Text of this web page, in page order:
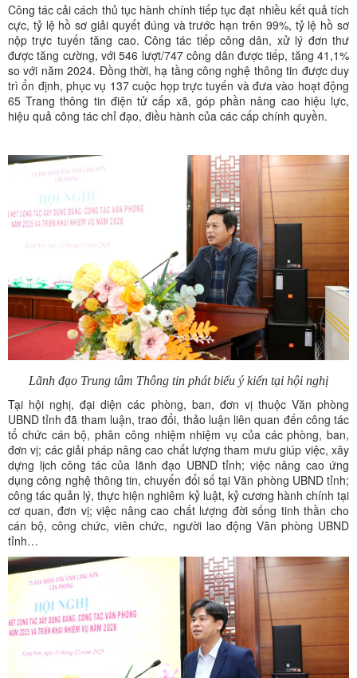
Công tác cải cách thủ tục hành chính tiếp tục đạt nhiều kết quả tích
cực, tỷ lệ hồ sơ giải quyết đúng và trước hạn trên 99%, tỷ lệ hồ sơ
nộp trực tuyến tăng cao. Công tác tiếp công dân, xử lý đơn thư
được tăng cường, với 546 lượt/747 công dân được tiếp, tăng 41,1%
so với năm 2024. Đồng thời, hạ tầng công nghệ thông tin được duy
trì ổn định, phục vụ 137 cuộc họp trực tuyến và đưa vào hoạt động
65 Trang thông tin điện tử cấp xã, góp phần nâng cao hiệu lực,
hiệu quả công tác chỉ đạo, điều hành của các cấp chính quyền.
Lãnh đạo Trung tâm Thông tin phát biểu ý kiến tại hội nghị
Tại hội nghị, đại diện các phòng, ban, đơn vị thuộc Văn phòng
UBND tỉnh đã tham luận, trao đổi, thảo luận liên quan đến công tác
tổ chức cán bộ, phân công nhiệm nhiệm vụ của các phòng, ban,
đơn vị; các giải pháp nâng cao chất lượng tham mưu giúp việc, xây
dựng lịch công tác của lãnh đạo UBND tỉnh; việc nâng cao ứng
dụng công nghệ thông tin, chuyển đổi số tại Văn phòng UBND tỉnh;
công tác quản lý, thực hiện nghiêm kỷ luật, kỷ cương hành chính tại
cơ quan, đơn vị; việc nâng cao chất lượng đời sống tinh thần cho
cán bộ, công chức, viên chức, người lao động Văn phòng UBND
tỉnh…